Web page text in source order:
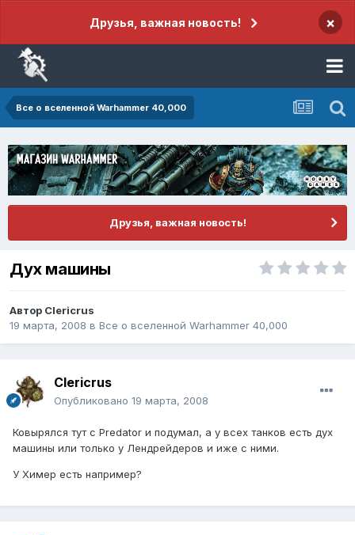
Друзья, важная новость! ×
Все о вселенной Warhammer 40,000
Друзья, важная новость!
Дух машины
Автор Clericrus
19 марта, 2008 в Все о вселенной Warhammer 40,000
Clericrus
Опубликовано 19 марта, 2008
Ковырялся тут с Predator и подумал, а у всех танков есть дух
машины или только у Лендрейдеров и иже с ними.
У Химер есть например?